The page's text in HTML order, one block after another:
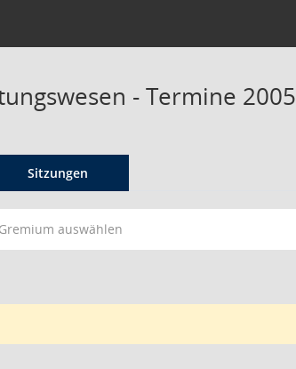
- Termine 2005
Sitzungen
Gremium auswählen